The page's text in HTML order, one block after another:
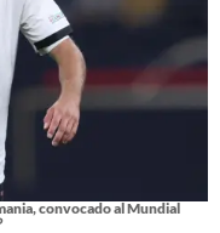
convocado al Mundial